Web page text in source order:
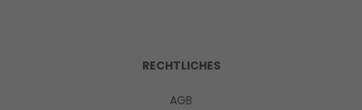
RECHTLICHES
AGB